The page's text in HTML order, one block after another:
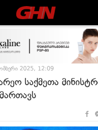
2025, 12:09
საქმეთა